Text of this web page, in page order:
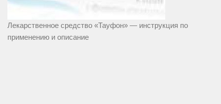
Лекарственное средство «Тауфон» — инструкция по
применению и описание